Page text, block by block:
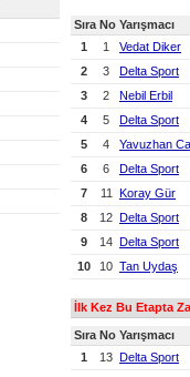
Sıra No Yarışmacı
1
1 Vedat Diker
2
3 Delta Sport
3
2 Nebil Erbil
4
5 Delta Sport
5
4 Yavuzhan
6
6 Delta Sport
7
11 Koray Gür
8
12 Delta Sport
9
14 Delta Sport
10
10 Tan Uydaş
İlk Kez Bu Etapta
Sıra No Yarışmacı
1
13 Delta Sport